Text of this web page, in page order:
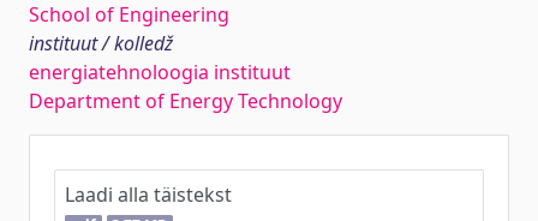
School of Engineering
instituut / kolledž
energiatehnoloogia instituut
Department of Energy Technology
Laadi alla täistekst